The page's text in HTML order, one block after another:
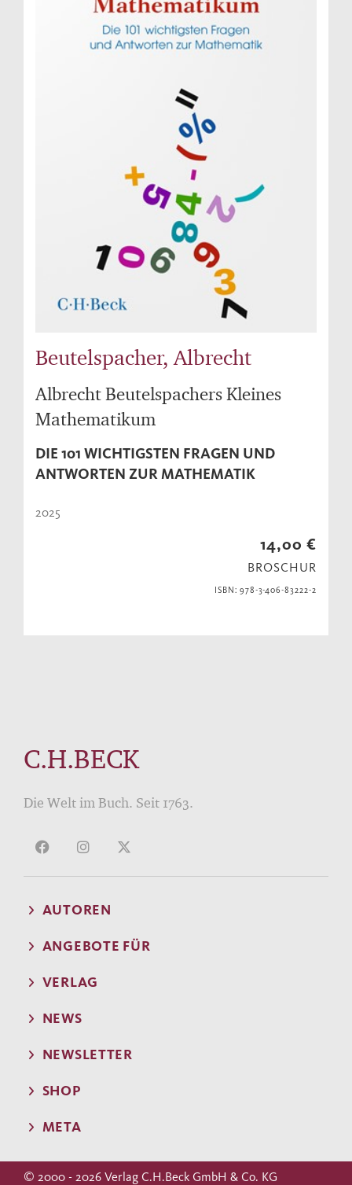
Beutelspacher, Albrecht
Albrecht Beutelspachers Kleines
Mathematikum
DIE 101 WICHTIGSTEN FRAGEN UND
ANTWORTEN ZUR MATHEMATIK
2025
14,00 €
BROSCHUR
ISBN: 978-3-406-83222-2
C.H.BECK
Die Welt im Buch. Seit 1763.
AUTOREN
ANGEBOTE FÜR
VERLAG
NEWS
NEWSLETTER
SHOP
META
© 2000 - 2026 Verlag C.H.Beck GmbH & Co. KG